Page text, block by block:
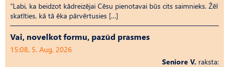
“Labi, ka beidzot kādreizējai Cēsu pienotavai būs cits saimnieks. Žēl
skatīties, kā tā ēka pārvērtusies […]
Vai, novelkot formu, pazūd prasmes
15:08, 5. Aug, 2026
Seniore V. raksta: